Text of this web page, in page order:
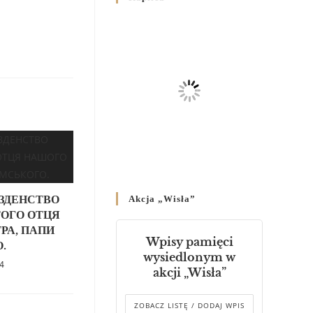
ОТЦЯ
ПАПИ
Родин
Справ Молоді та встановленя
складу Катихитичної Комісії
днях 2-12 липня 2024 р.”
Декрет єпископів
Перемисько-Варшавської
Митрополії стосовно
звершування Божественної
літургії
Akcja „Wisła”
Wpisy pamięci
wysiedlonym w
akcji „Wisła”
ZOBACZ LISTĘ / DODAJ WPIS